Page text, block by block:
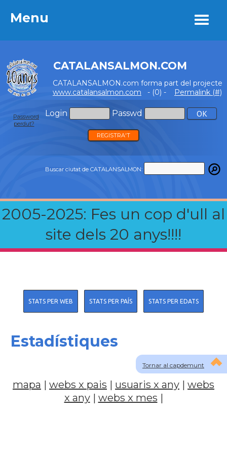
Menu
CATALANSALMON.COM
CATALANSALMON.com forma part del projecte
www.catalansalmon.com - (0) - Permalink (#)
Login Passwd
Password
perdut?
REGISTRA'T
Buscar ciutat de CATALANSALMON:
2005-2025: Fes un cop d'ull al
site dels 20 anys!!!!
Menu
Tornar al capdemunt
STATS PER WEB STATS PER PAÍS STATS PER EDATS
Estadístiques
mapa | webs x pais | usuaris x any | webs
x any| webs x mes |